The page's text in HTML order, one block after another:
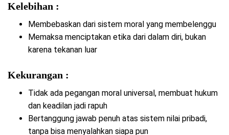
Kelebihan :
Membebaskan dari sistem moral yang membelenggu
Memaksa menciptakan etika dari dalam diri, bukan
karena tekanan luar
Kekurangan :
Tidak ada pegangan moral universal, membuat hukum
dan keadilan jadi rapuh
Bertanggung jawab penuh atas sistem nilai pribadi,
tanpa bisa menyalahkan siapa pun